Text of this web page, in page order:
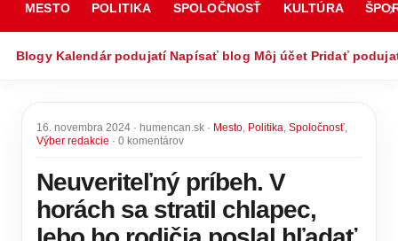
MESTO POLITIKA SPOLOČNOSŤ KULTÚRA
Blogy Kalendár podujatí Napísať blog Môj účet Pridať
16. novembra 2024 · humencan.sk · Mesto, Politika, Spoločnosť,
Výber redakcie · 0 komentárov
Neuveriteľný príbeh. V
horách sa stratil chlapec,